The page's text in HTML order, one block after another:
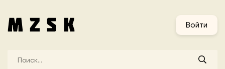
Войти
Узбекские песни Корейские песни